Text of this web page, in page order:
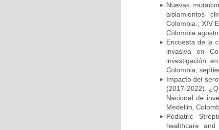
Nuevas
aislamientos
Colombia.; XIV
Colombia
Encuesta de la
invasiva en
investigación
Colombia,
Impacto del
(2017-2022).
Nacional de
Medellin,
Pediatric
healthcare and